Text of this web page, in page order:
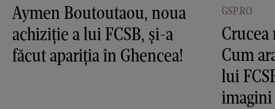
Aymen Boutoutaou, noua
achiziție a lui FCSB, și-a
făcut apariția în Ghencea!
GSP.RO
Crucea
Cum
lui
imagini